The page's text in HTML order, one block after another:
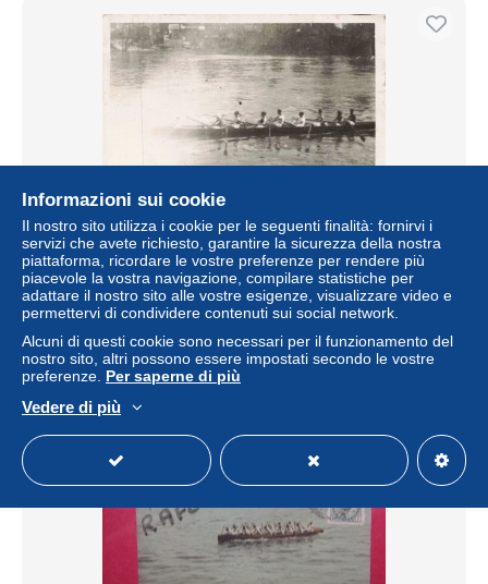
SPORTS - S30727 - Carte Photo - A Identifier - Hommes
faisant de l'Aviron
± 5,78 USD
Stato Professionista
Informazioni sui cookie
Il nostro sito utilizza i cookie per le seguenti finalità: fornirvi i
servizi che avete richiesto, garantire la sicurezza della nostra
piattaforma, ricordare le vostre preferenze per rendere più
piacevole la vostra navigazione, compilare statistiche per
adattare il nostro sito alle vostre esigenze, visualizzare video e
permettervi di condividere contenuti sui social network.
Alcuni di questi cookie sono necessari per il funzionamento del
nostro sito, altri possono essere impostati secondo le vostre
preferenze. Per saperne di più
Vedere di più